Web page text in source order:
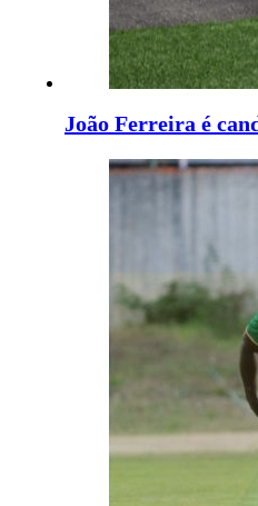
João Ferreira é